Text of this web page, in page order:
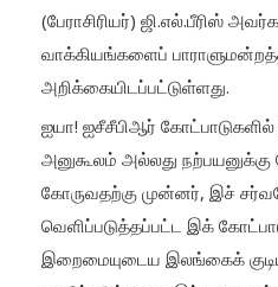
(பேராசிரியர்) ஜி.எல்.பீரிஸ்
வாக்கியங்களைப்
அறிக்கையிடப்பட்டுள்ளது.
ஐயா! ஐசீசீபிஆர் கோட்பாடுகளில்
அனுகூலம் அல்லது நற்பயனுக்கு
கோருவதற்கு முன்னர், இச்
வெளிப்படுத்தப்பட்ட இக்
இறைமையுடைய இலங்கைக்